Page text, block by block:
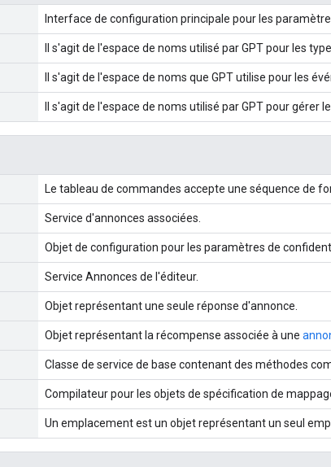
Interface de configuration principale pour les
Il s'agit de l'espace de noms utilisé par GPT pour les
Il s'agit de l'espace de noms que GPT utilise pour les
Il s'agit de l'espace de noms utilisé par GPT pour gérer
Le tableau de commandes accepte une séquence de
Service d'annonces associées.
Objet de configuration pour les paramètres de
Service Annonces de l'éditeur.
Objet représentant une seule réponse d'annonce.
Objet représentant la récompense associée à une
Classe de service de base contenant des méthodes
Compilateur pour les objets de spécification de
Un emplacement est un objet représentant un seul